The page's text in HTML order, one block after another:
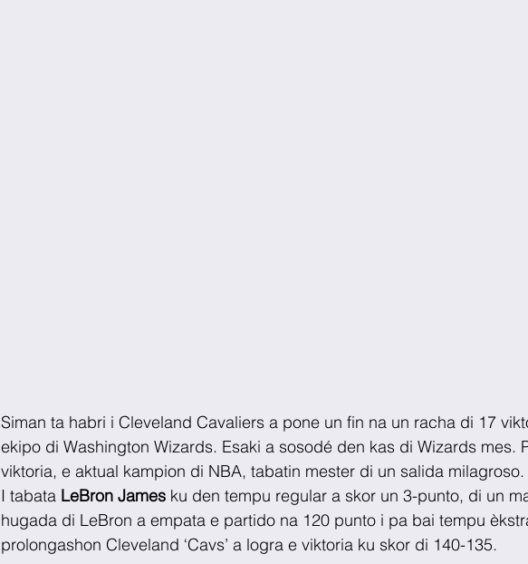
Siman ta habri i Cleveland Cavaliers a pone un fin na un racha di 17
ekipo di Washington Wizards. Esaki a sosodé den kas di Wizards mes.
viktoria, e aktual kampion di NBA, tabatin mester di un salida milagroso.
I tabata LeBron James ku den tempu regular a skor un 3-punto, di un
hugada di LeBron a empata e partido na 120 punto i pa bai tempu
prolongashon Cleveland ‘Cavs’ a logra e viktoria ku skor di 140-135.